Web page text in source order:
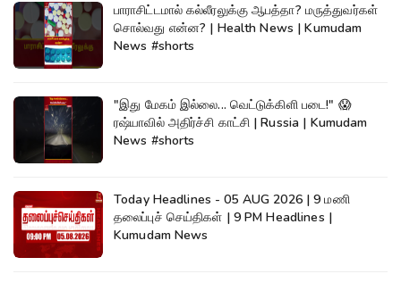
பாராசிட்டமால் கல்லீரலுக்கு ஆபத்தா? மருத்துவர்கள்
சொல்வது என்ன? | Health News | Kumudam
News #shorts
"இது மேகம் இல்லை... வெட்டுக்கிளி படை!" 😱
ரஷ்யாவில் அதிர்ச்சி காட்சி | Russia | Kumudam
News #shorts
Today Headlines - 05 AUG 2026 | 9 மணி
தலைப்புச் செய்திகள் | 9 PM Headlines |
Kumudam News